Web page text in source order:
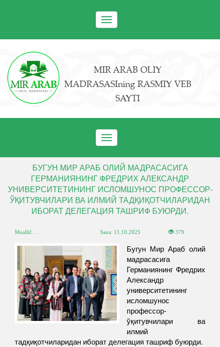
Toggle
navigation
MIR ARAB OLIY
MADRASASIning RASMIY VEB
SAYTI
Toggle
navigation
БУГУН МИР АРАБ ОЛИЙ МАДРАСАСИГА
ГЕРМАНИЯНИНГ ФРЕДРИХ АЛЕКСАНДР
УНИВЕРСИТЕТИНИНГ ИСЛОМШУНОС ПРОФЕССОР-
ЎҚИТУВЧИЛАРИ ВА ИЛМИЙ ТАДҚИҚОТЧИЛАРИДАН
ИБОРАТ ДЕЛЕГАЦИЯ ТАШРИФ БУЮРДИ.
Muallif: . . Sana: 11.10.2025 379
Бугун Мир Араб олий
мадрасасига
Германиянинг Фредрих
Александр
университетининг
исломшунос
профессор-
ўқитувчилари ва
илмий
тадқиқотчиларидан иборат делегация ташриф буюрди.